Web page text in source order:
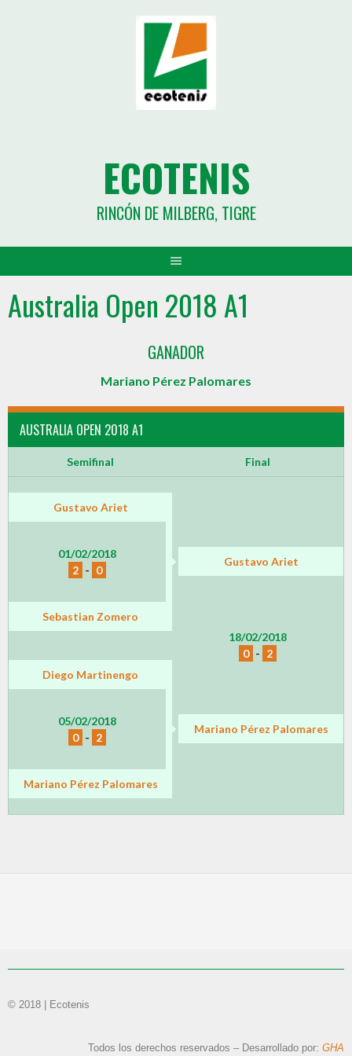
ECOTENIS
RINCÓN DE MILBERG, TIGRE
Australia Open 2018 A1
GANADOR
Mariano Pérez Palomares
AUSTRALIA OPEN 2018 A1
Semifinal Final
Gustavo Ariet
01/02/2018
2 - 0
Gustavo Ariet
18/02/2018
0 - 2
Sebastian Zomero
Diego Martinengo
05/02/2018
0 - 2
Mariano Pérez Palomares
Mariano Pérez Palomares
© 2018 | Ecotenis
Todos los derechos reservados – Desarrollado por: GHA